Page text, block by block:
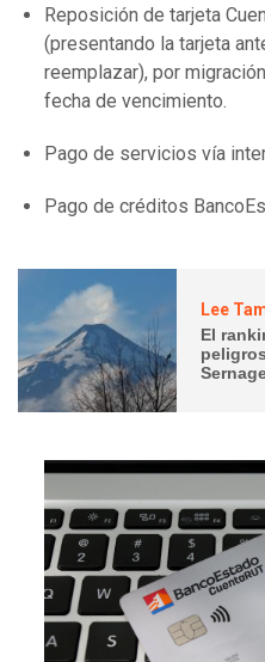
Reposición de tarjeta
(presentando la tarjeta
reemplazar), por
fecha de vencimiento.
Pago de servicios vía
Pago de créditos
Lee
El